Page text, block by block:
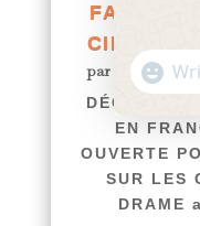
FAIRE LA
par Yawo
DÉCÈS DE
EN
OUVERTE
SUR LES